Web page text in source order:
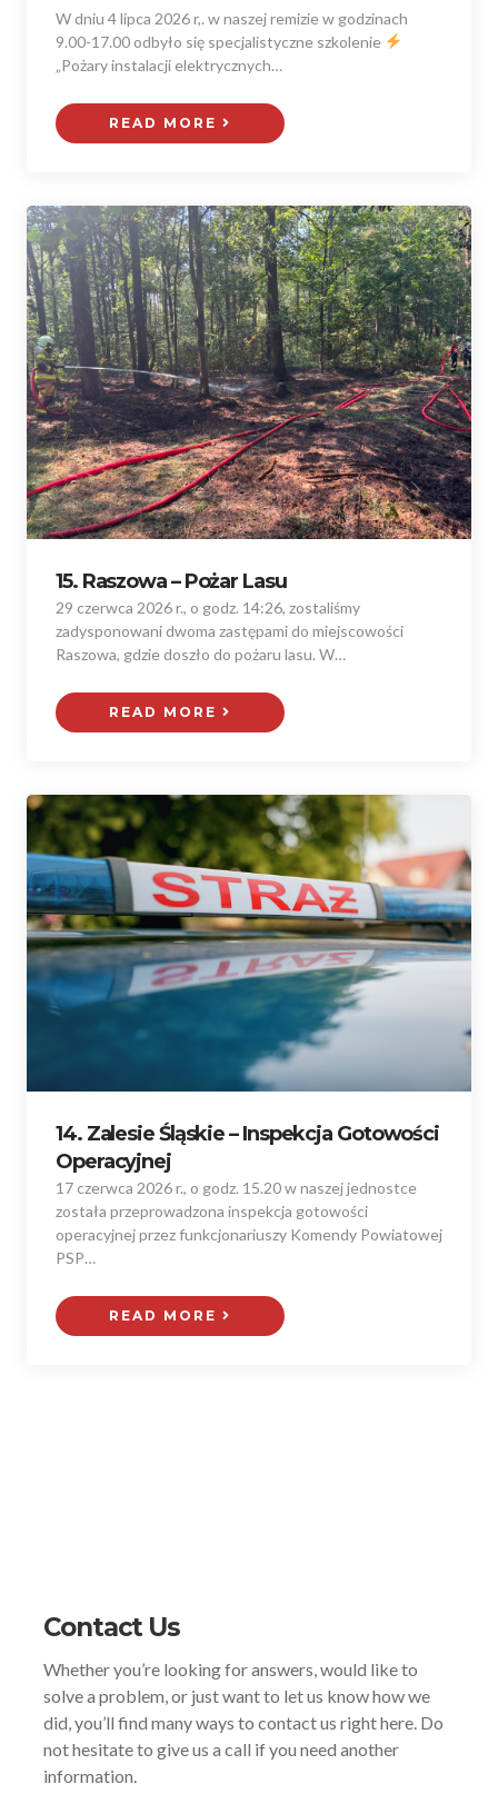
W dniu 4 lipca 2026 r,. w naszej remizie w godzinach
9.00-17.00 odbyło się specjalistyczne szkolenie
„Pożary instalacji elektrycznych…
READ MORE
15. Raszowa – Pożar Lasu
29 czerwca 2026 r., o godz. 14:26, zostaliśmy
zadysponowani dwoma zastępami do miejscowości
Raszowa, gdzie doszło do pożaru lasu. W…
READ MORE
14. Zalesie Śląskie – Inspekcja Gotowości
Operacyjnej
17 czerwca 2026 r., o godz. 15.20 w naszej jednostce
została przeprowadzona inspekcja gotowości
operacyjnej przez funkcjonariuszy Komendy Powiatowej
PSP…
READ MORE
Contact Us
Whether you’re looking for answers, would like to
solve a problem, or just want to let us know how we
did, you’ll find many ways to contact us right here. Do
not hesitate to give us a call if you need another
information.